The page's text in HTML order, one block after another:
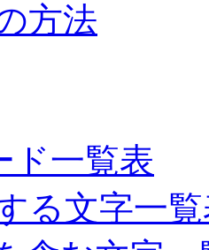
方法
ド一覧表
る文字一